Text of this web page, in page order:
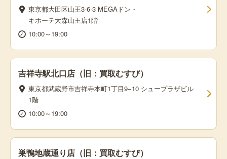
東京都大田区山王3-6-3 MEGAドン・
キホーテ大森山王店1階
10:00～19:00
吉祥寺駅北口店（旧：買取むすび）
東京都武蔵野市吉祥寺本町1丁目9−10 シュープラザビル
1階
10:00～19:00
巣鴨地蔵通り店（旧：買取むすび）